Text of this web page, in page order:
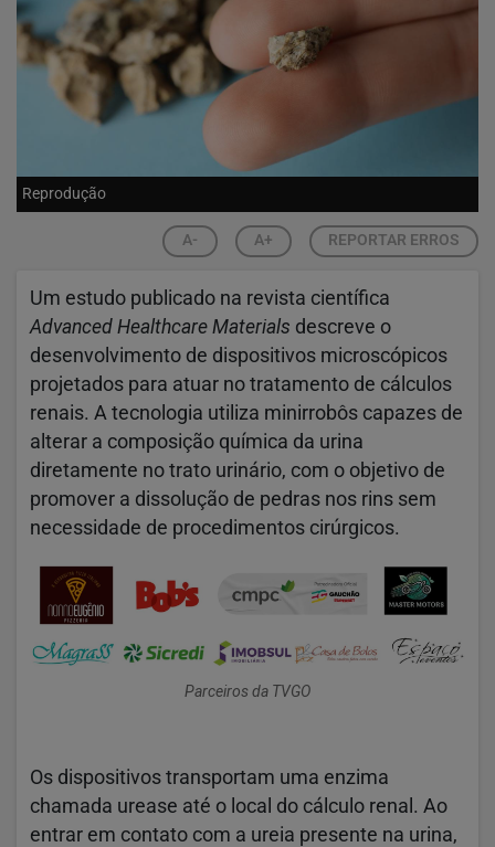
Reprodução
A- A+ REPORTAR ERROS
Um estudo publicado na revista científica
Advanced Healthcare Materials descreve o
desenvolvimento de dispositivos microscópicos
projetados para atuar no tratamento de cálculos
renais. A tecnologia utiliza minirrobôs capazes de
alterar a composição química da urina
diretamente no trato urinário, com o objetivo de
promover a dissolução de pedras nos rins sem
necessidade de procedimentos cirúrgicos.
Parceiros da TVGO
Os dispositivos transportam uma enzima
chamada urease até o local do cálculo renal. Ao
entrar em contato com a ureia presente na urina,